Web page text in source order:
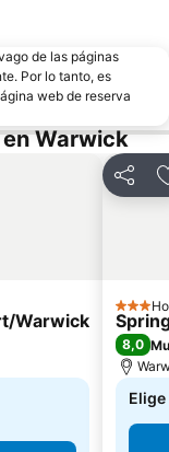
de las páginas
Por lo tanto, es
web de reserva
Warwick
Warwick 3
8,0